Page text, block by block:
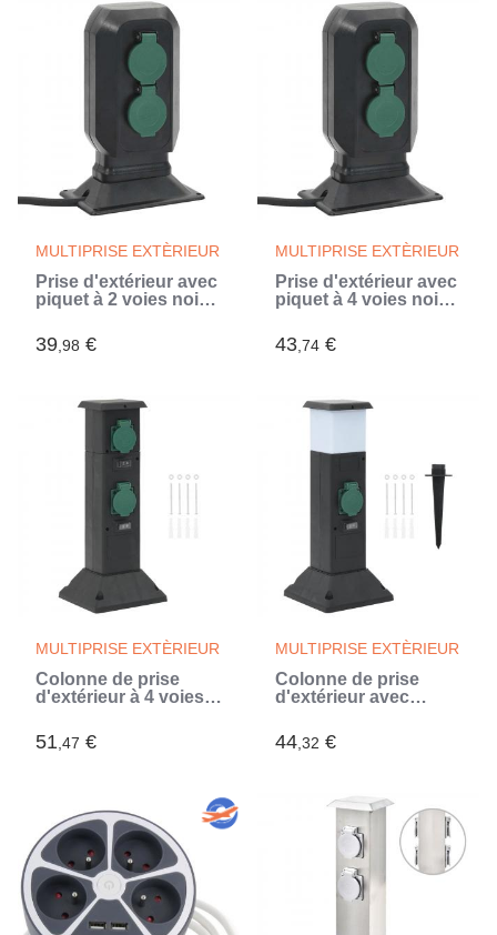
MULTIPRISE EXTÈRIEUR
Prise d'extérieur avec
piquet à 2 voies noir
39,98 €
MULTIPRISE EXTÈRIEUR
Prise d'extérieur avec
piquet à 4 voies noir
43,74 €
MULTIPRISE EXTÈRIEUR
Colonne de prise
d'extérieur à 4 voies
cm
51,47 €
MULTIPRISE EXTÈRIEUR
Colonne de prise
d'extérieur avec
voies
44,32 €